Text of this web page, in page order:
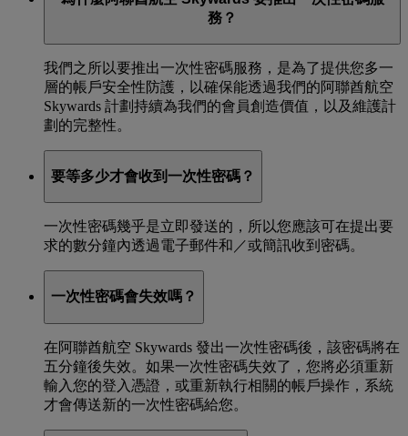
務？
我們之所以要推出一次性密碼服務，是為了提供您多一
層的帳戶安全性防護，以確保能透過我們的阿聯酋航空
Skywards 計劃持續為我們的會員創造價值，以及維護計
劃的完整性。
要等多少才會收到一次性密碼？
一次性密碼幾乎是立即發送的，所以您應該可在提出要
求的數分鐘內透過電子郵件和／或簡訊收到密碼。
一次性密碼會失效嗎？
在阿聯酋航空 Skywards 發出一次性密碼後，該密碼將在
五分鐘後失效。如果一次性密碼失效了，您將必須重新
輸入您的登入憑證，或重新執行相關的帳戶操作，系統
才會傳送新的一次性密碼給您。